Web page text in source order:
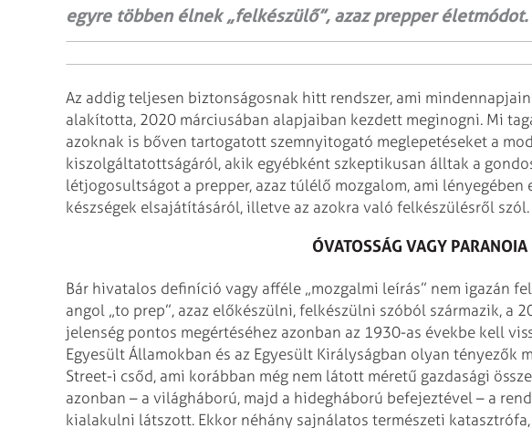
egyre többen élnek „felkészülő”, azaz prepper életmódot.
Az addig teljesen biztonságosnak hitt rendszer, ami
alakította, 2020 márciusában alapjaiban kezdett meginogni. Mi
azoknak is bőven tartogatott szemnyitogató meglepetéseket a
kiszolgáltatottságáról, akik egyébként szkeptikusan álltak a
létjogosultságot a prepper, azaz túlélő mozgalom, ami lényegében
készségek elsajátításáról, illetve az azokra való felkészülésről szól.
ÓVATOSSÁG VAGY PARANOIA
Bár hivatalos definíció vagy afféle „mozgalmi leírás” nem igazán
angol „to prep”, azaz előkészülni, felkészülni szóból származik, a
jelenség pontos megértéséhez azonban az 1930-as évekbe kell
Egyesült Államokban és az Egyesült Királyságban olyan tényezők
Street-i csőd, ami korábban még nem látott méretű gazdasági
azonban – a világháború, majd a hidegháború befejeztével – a
kialakulni látszott. Ekkor néhány sajnálatos természeti